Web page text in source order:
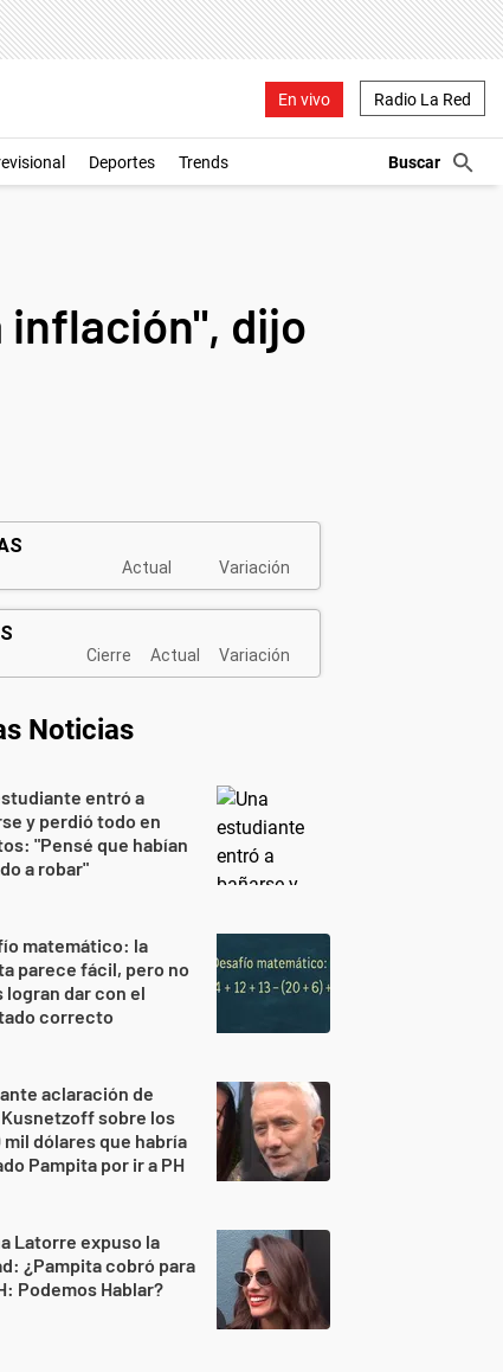
En vivo Radio La Red
Deportes Trends
inflación", dijo
Noticias
entró a
y perdió todo en
"Pensé que habían
a robar"
matemático: la
parece fácil, pero no
logran dar con el
correcto
aclaración de
sobre los
mil dólares que habría
Pampita por ir a PH
Latorre expuso la
¿Pampita cobró para
Podemos Hablar?